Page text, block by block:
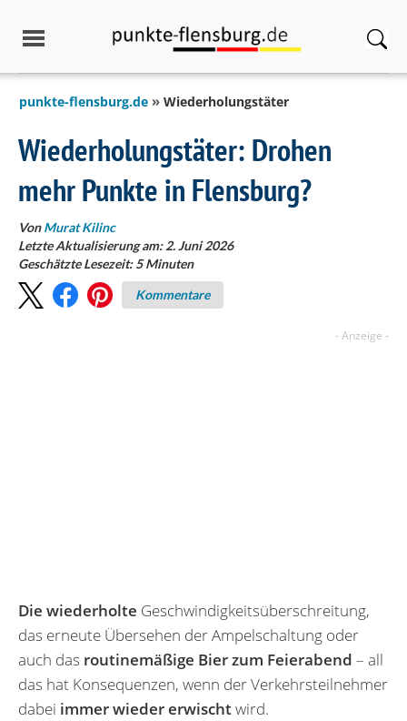
punkte-flensburg.de Wiederholungstäter
Wiederholungstäter: Drohen
mehr Punkte in Flensburg?
VonMurat Kilinc
Letzte Aktualisierung am: 2. Juni 2026
Geschätzte Lesezeit:5 Minuten
Kommentare
Die wiederholte Geschwindigkeitsüberschreitung,
das erneute Übersehen der Ampelschaltung oder
auch das routinemäßige Bier zum Feierabend – all
das hat Konsequenzen, wenn der Verkehrsteilnehmer
dabei immer wieder erwischtwird.